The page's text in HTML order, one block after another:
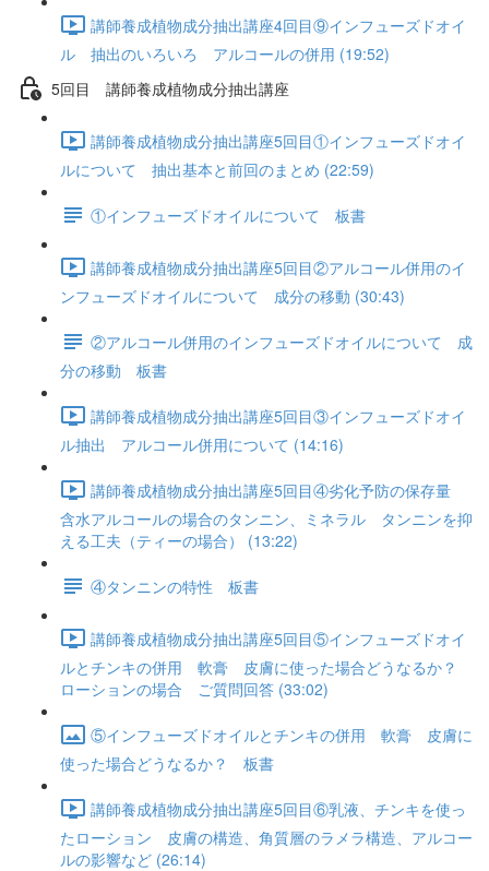
講師養成植物成分抽出講座4回目⑨インフューズドオイ
ル 抽出のいろいろ アルコールの併用 (19:52)
5回目 講師養成植物成分抽出講座
講師養成植物成分抽出講座5回目①インフューズドオイ
ルについて 抽出基本と前回のまとめ (22:59)
①インフューズドオイルについて 板書
講師養成植物成分抽出講座5回目②アルコール併用のイ
ンフューズドオイルについて 成分の移動 (30:43)
②アルコール併用のインフューズドオイルについて 成
分の移動 板書
講師養成植物成分抽出講座5回目③インフューズドオイ
ル抽出 アルコール併用について (14:16)
講師養成植物成分抽出講座5回目④劣化予防の保存量
含水アルコールの場合のタンニン、ミネラル タンニンを抑
える工夫（ティーの場合） (13:22)
④タンニンの特性 板書
講師養成植物成分抽出講座5回目⑤インフューズドオイ
ルとチンキの併用 軟膏 皮膚に使った場合どうなるか？
ローションの場合 ご質問回答 (33:02)
⑤インフューズドオイルとチンキの併用 軟膏 皮膚に
使った場合どうなるか？ 板書
講師養成植物成分抽出講座5回目⑥乳液、チンキを使っ
たローション 皮膚の構造、角質層のラメラ構造、アルコー
ルの影響など (26:14)